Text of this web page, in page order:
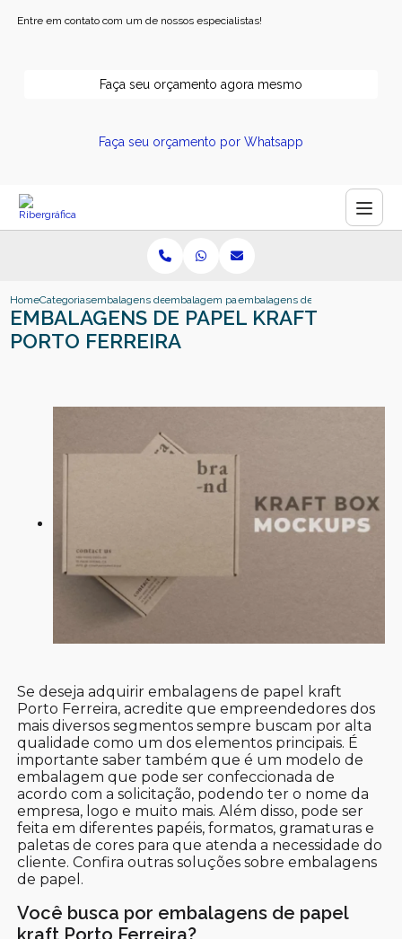
Entre em contato com um de nossos especialistas!
Faça seu orçamento agora mesmo
Faça seu orçamento por Whatsapp
HomeCategoriasembalagens de papelembalagem papel kraftembalagens de papel kraft porto
EMBALAGENS DE PAPEL KRAFT
PORTO FERREIRA
Se deseja adquirir embalagens de papel kraft
Porto Ferreira, acredite que empreendedores dos
mais diversos segmentos sempre buscam por alta
qualidade como um dos elementos principais. É
importante saber também que é um modelo de
embalagem que pode ser confeccionada de
acordo com a solicitação, podendo ter o nome da
empresa, logo e muito mais. Além disso, pode ser
feita em diferentes papéis, formatos, gramaturas e
paletas de cores para que atenda a necessidade do
cliente. Confira outras soluções sobre embalagens
de papel.
Você busca por embalagens de papel
kraft Porto Ferreira?